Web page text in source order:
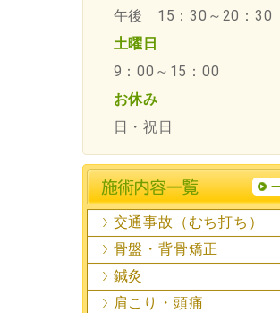
午後
15：30～20：30
土曜日
9：00～15：00
お休み
日・祝日
交通事故（むち打ち）
骨盤・背骨矯正
鍼灸
肩こり・頭痛